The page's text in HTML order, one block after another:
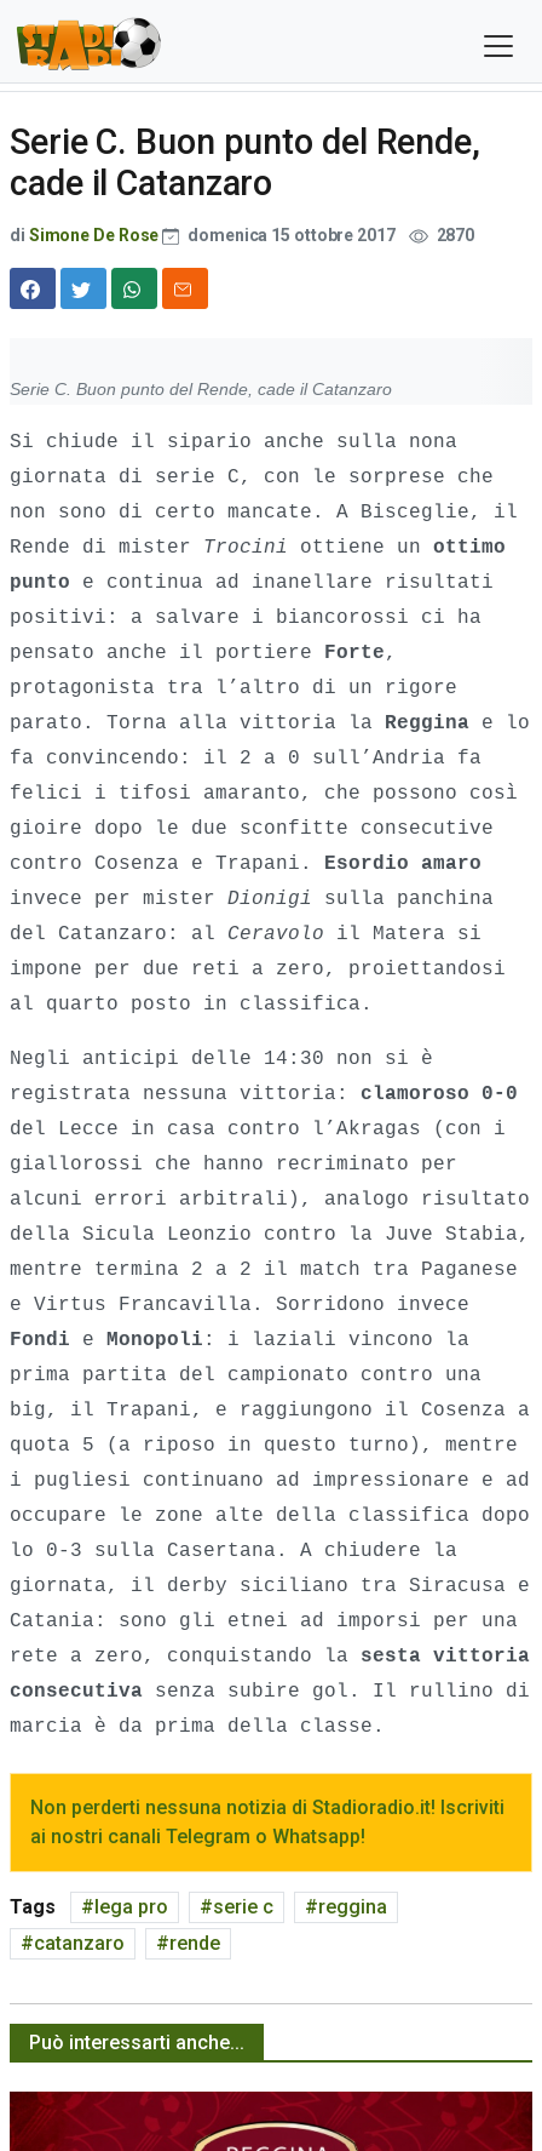
Serie C. Buon punto del Rende,
cade il Catanzaro
di Simone De Rose domenica 15 ottobre 2017 2870
Serie C. Buon punto del Rende, cade il Catanzaro
Si chiude il sipario anche sulla nona
giornata di serie C, con le sorprese che
non sono di certo mancate. A Bisceglie, il
Rende di mister Trocini ottiene un ottimo
punto e continua ad inanellare risultati
positivi: a salvare i biancorossi ci ha
pensato anche il portiere Forte,
protagonista tra l’altro di un rigore
parato. Torna alla vittoria la Reggina e lo
fa convincendo: il 2 a 0 sull’Andria fa
felici i tifosi amaranto, che possono così
gioire dopo le due sconfitte consecutive
contro Cosenza e Trapani. Esordio amaro
invece per mister Dionigi
sulla panchina
del Catanzaro: al Ceravolo il Matera si
impone per due reti a zero, proiettandosi
al quarto posto in classifica.
Negli anticipi delle 14:30 non si è
registrata nessuna vittoria: clamoroso 0-0
del Lecce in casa contro l’Akragas (con i
giallorossi che hanno recriminato per
alcuni errori arbitrali), analogo risultato
della Sicula Leonzio contro la Juve Stabia,
mentre termina 2 a 2 il match tra Paganese
e Virtus Francavilla. Sorridono invece
Fondi e Monopoli : i laziali vincono la
prima partita del campionato contro una
big, il Trapani, e raggiungono il Cosenza a
quota 5 (a riposo in questo turno), mentre
i pugliesi continuano ad impressionare e ad
occupare le zone alte della classifica dopo
lo 0-3 sulla Casertana. A chiudere la
giornata, il derby siciliano tra Siracusa e
Catania: sono gli etnei ad imporsi per una
rete a zero, conquistando la sesta vittoria
consecutiva senza subire gol. Il rullino di
marcia è da prima della classe.
Non perderti nessuna notizia di Stadioradio.it! Iscriviti
ai nostri canali Telegram o Whatsapp!
Tags lega pro serie c
reggina
catanzaro
rende
Può interessarti anche...